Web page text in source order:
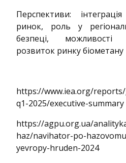
Перспективи:
ринок, роль у
безпеці, можливості
розвиток ринку біометану
https://www.iea.org/
q1-2025/executive-summary
https://agpu.org.ua/
haz/navihator-po-
yevropy-hruden-2024